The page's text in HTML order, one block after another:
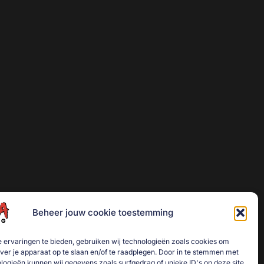
Beheer jouw cookie toestemming
ervaringen te bieden, gebruiken wij technologieën zoals cookies om
je apparaat op te slaan en/of te raadplegen. Door in te stemmen met